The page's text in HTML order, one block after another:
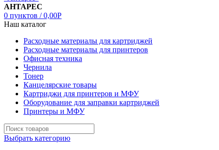
АНТАРЕС
0 пунктов / 0,00Р
Наш каталог
Расходные материалы для картриджей
Расходные материалы для принтеров
Офисная техника
Чернила
Тонер
Канцелярские товары
Картриджи для принтеров и МФУ
Оборудование для заправки картриджей
Принтеры и МФУ
Выбрать категорию